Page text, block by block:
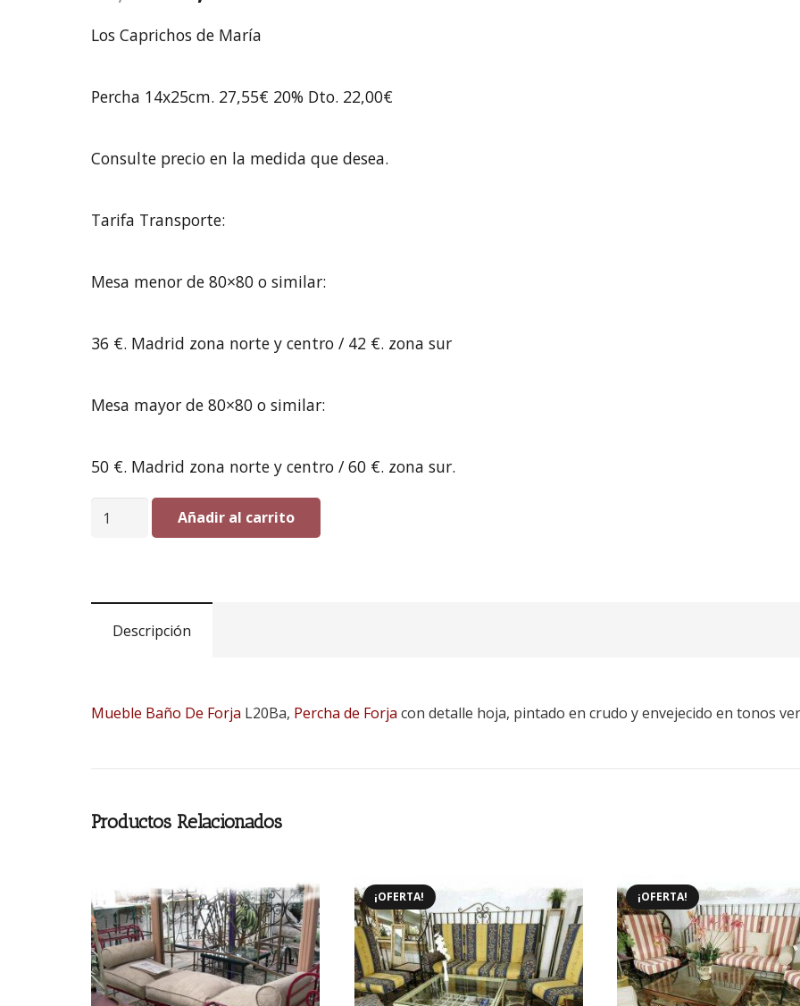
Los Caprichos de María
Percha 14x25cm. 27,55€ 20% Dto. 22,00€
Consulte precio en la medida que desea.
Tarifa Transporte:
Mesa menor de 80×80 o similar:
36 €. Madrid zona norte y centro / 42 €. zona sur
Mesa mayor de 80×80 o similar:
50 €. Madrid zona norte y centro / 60 €. zona sur.
Mueble
L20Ba
cantidad
Añadir al carrito
Descripción
Mueble Baño De Forja L20Ba, Percha de Forja con detalle hoja, pintado en crudo y envejecido en tonos
Productos Relacionados
¡OFERTA! ¡OFERTA!